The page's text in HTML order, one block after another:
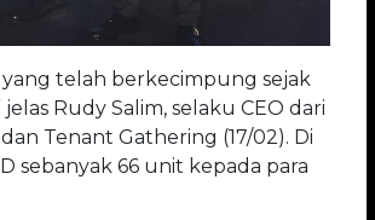
telah berkecimpung sejak
Rudy Salim, selaku CEO dari
Tenant Gathering (17/02). Di
sebanyak 66 unit kepada para